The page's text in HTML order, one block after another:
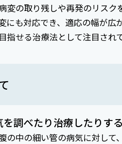
変の取り残しや再発のリス
にも対応でき、適応の幅が
指せる治療法として注目されて
調べたり治療したりす
の中の細い管の病気に対して